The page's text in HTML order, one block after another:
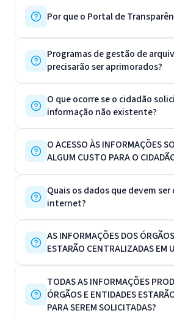
Por que o Portal de
Programas de gestão de
precisarão ser aprimorados?
O que ocorre se o cidadão
informação não existente?
O ACESSO ÀS INFORMAÇÕES
ALGUM CUSTO PARA O
Quais os dados que devem
internet?
AS INFORMAÇÕES DOS
ESTARÃO CENTRALIZADAS EM
TODAS AS INFORMAÇÕES
ÓRGÃOS E ENTIDADES
PARA SEREM SOLICITADAS?